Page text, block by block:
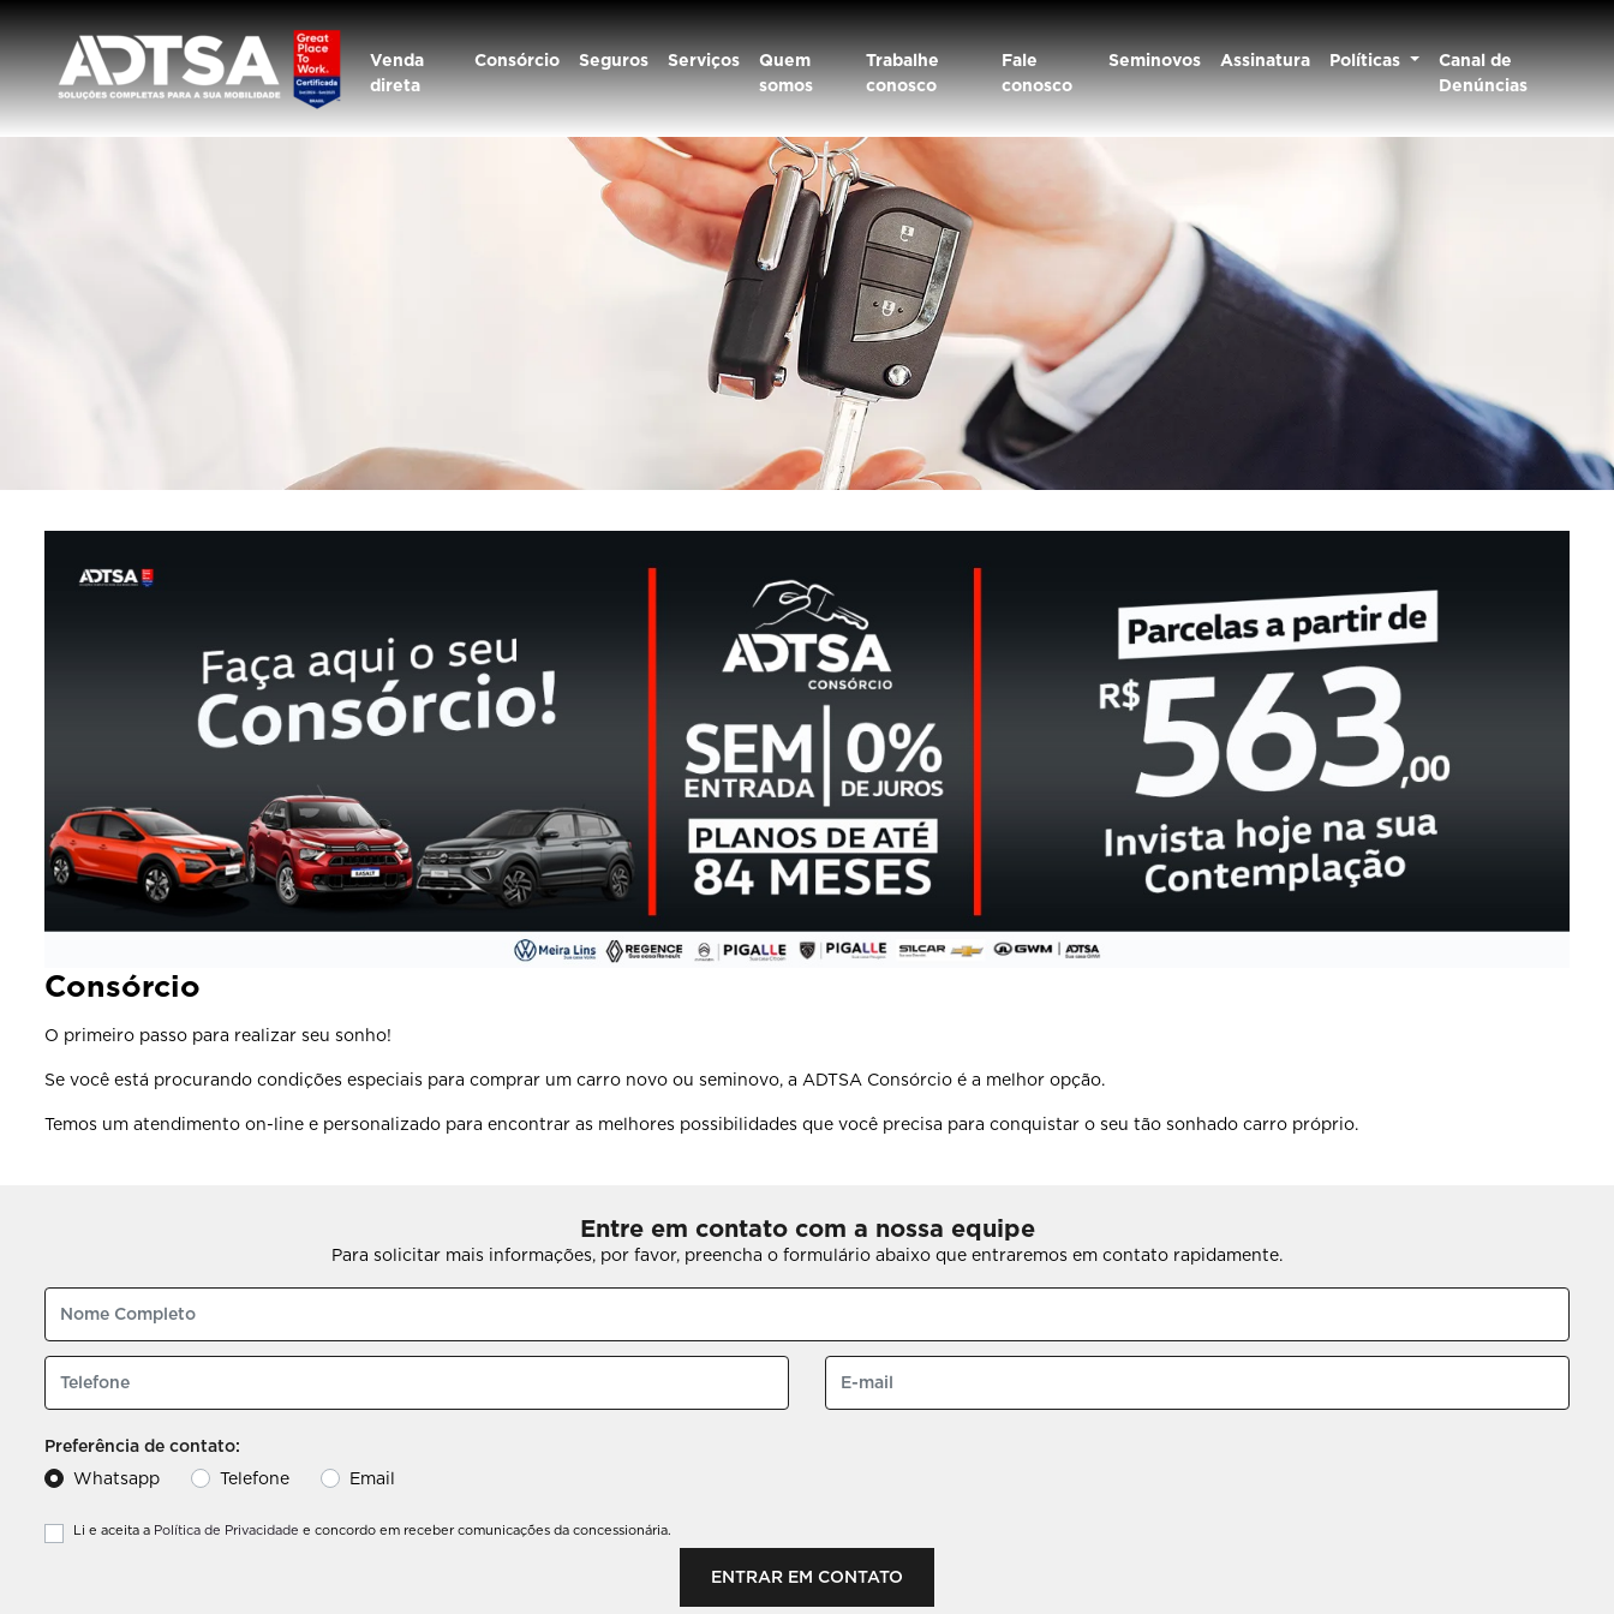
Venda
direta
Consórcio Seguros Serviços
Quem
somos
Trabalhe
conosco
Fale
conosco
Seminovos Assinatura Políticas
Canal de
Denúncias
Consórcio
O primeiro passo para realizar seu sonho!
Se você está procurando condições especiais para comprar um carro novo ou seminovo, a ADTSA Consórcio é a melhor opção.
Temos um atendimento on-line e personalizado para encontrar as melhores possibilidades que você precisa para conquistar o seu tão sonhado carro próprio.
Entre em contato com a nossa equipe
Para solicitar mais informações, por favor, preencha o formulário abaixo que entraremos em contato rapidamente.
Preferência de contato:
Whatsapp
Telefone Email
Li e aceita a Política de Privacidade e concordo em receber comunicações da concessionária.
ENTRAR EM CONTATO